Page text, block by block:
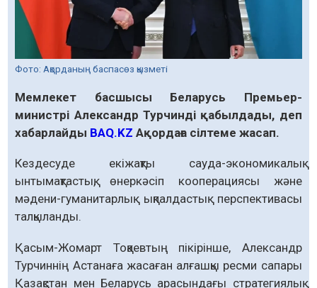
Фото: Ақорданың баспасөз қызметі
Мемлекет басшысы Беларусь Премьер-
министрі Александр Турчинді қабылдады, деп
хабарлайды BAQ.KZАқордаға сілтеме жасап.
Кездесуде екіжақты сауда-экономикалық
ынтымақтастық, өнеркәсіп кооперациясы және
мәдени-гуманитарлық ықпалдастық перспективасы
талқыланды.
Қасым-Жомарт Тоқаевтың пікірінше, Александр
Турчиннің Астанаға жасаған алғашқы ресми сапары
Қазақстан мен Беларусь арасындағы стратегиялық